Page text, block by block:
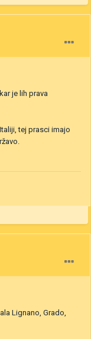
je lih prava
tej prasci imajo
Lignano, Grado,